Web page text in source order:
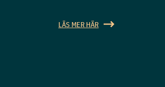
LÄS MER HÄR